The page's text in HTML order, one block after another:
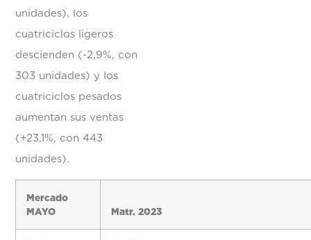
unidades), los
cuatriciclos ligeros
descienden (-2,9%, con
303 unidades) y los
cuatriciclos pesados
aumentan sus ventas
(+23,1%, con 443
unidades).
Mercado
MAYO
Matr. 2023